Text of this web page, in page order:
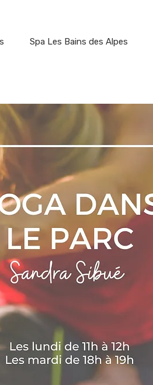
Spa Les Bains des Alpes